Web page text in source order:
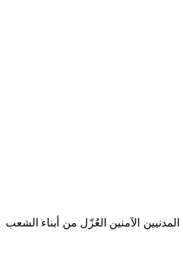
الآمنين العُزّل من أبناء الشعب